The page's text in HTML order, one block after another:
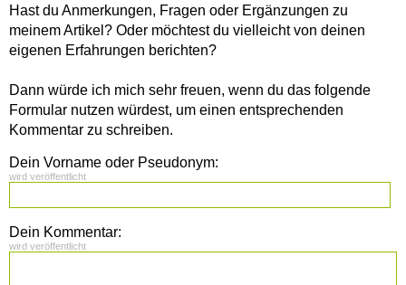
Hast du Anmerkungen, Fragen oder Ergänzungen zu
meinem Artikel? Oder möchtest du vielleicht von deinen
eigenen Erfahrungen berichten?
Dann würde ich mich sehr freuen, wenn du das folgende
Formular nutzen würdest, um einen entsprechenden
Kommentar zu schreiben.
Dein Vorname oder Pseudonym:
wird veröffentlicht
Dein Kommentar:
wird veröffentlicht